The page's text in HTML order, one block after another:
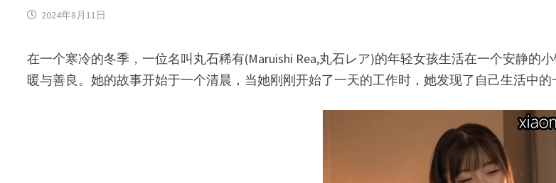
2024年8月11日
在一个寒冷的冬季，一位名叫丸石稀有(Maruishi Rea,丸石レア)的年轻女孩生活在一个安静
暖与善良。她的故事开始于一个清晨，当她刚刚开始了一天的工作时，她发现了自己生活中